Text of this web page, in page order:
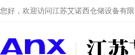
您好，欢迎访问江苏艾诺西仓储设备有限